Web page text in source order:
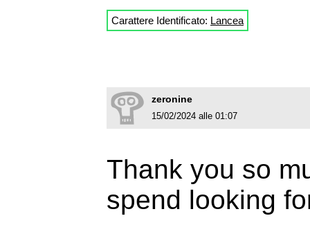
Carattere Identificato: Lancea
zeronine
15/02/2024 alle 01:07
Thank you so
spend looking